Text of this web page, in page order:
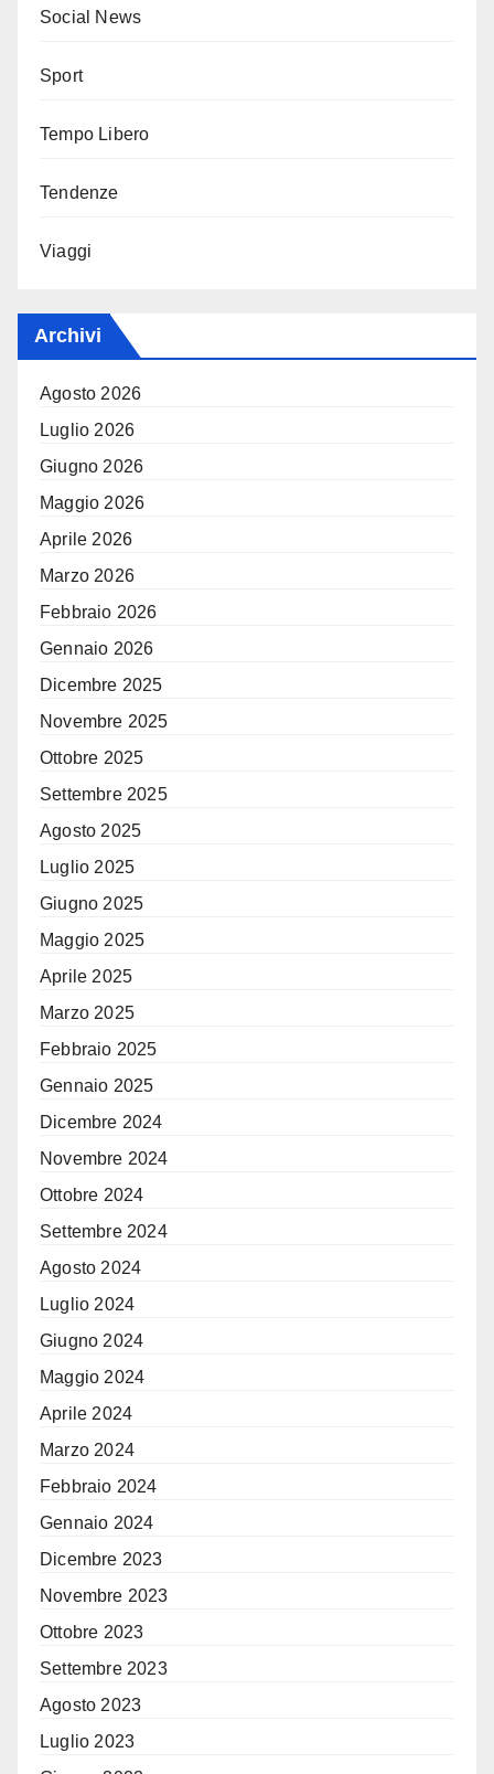
Social News
Sport
Tempo Libero
Tendenze
Viaggi
Archivi
Agosto 2026
Luglio 2026
Giugno 2026
Maggio 2026
Aprile 2026
Marzo 2026
Febbraio 2026
Gennaio 2026
Dicembre 2025
Novembre 2025
Ottobre 2025
Settembre 2025
Agosto 2025
Luglio 2025
Giugno 2025
Maggio 2025
Aprile 2025
Marzo 2025
Febbraio 2025
Gennaio 2025
Dicembre 2024
Novembre 2024
Ottobre 2024
Settembre 2024
Agosto 2024
Luglio 2024
Giugno 2024
Maggio 2024
Aprile 2024
Marzo 2024
Febbraio 2024
Gennaio 2024
Dicembre 2023
Novembre 2023
Ottobre 2023
Settembre 2023
Agosto 2023
Luglio 2023